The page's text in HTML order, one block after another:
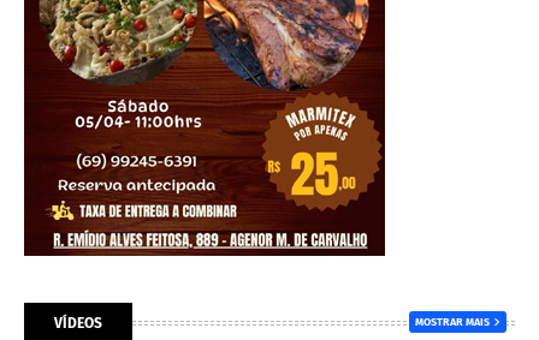
VÍDEOS MOSTRAR MAIS